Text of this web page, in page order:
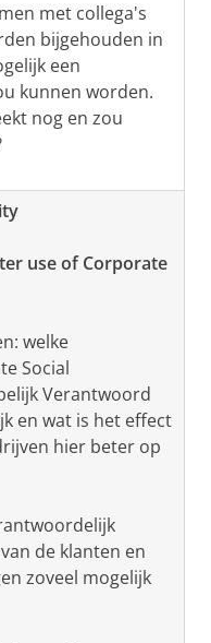
met collega's
bijgehouden in
een
kunnen worden.
nog en zou
use of Corporate
welke
Social
Verantwoord
en wat is het effect
hier beter op
de klanten en
zoveel mogelijk